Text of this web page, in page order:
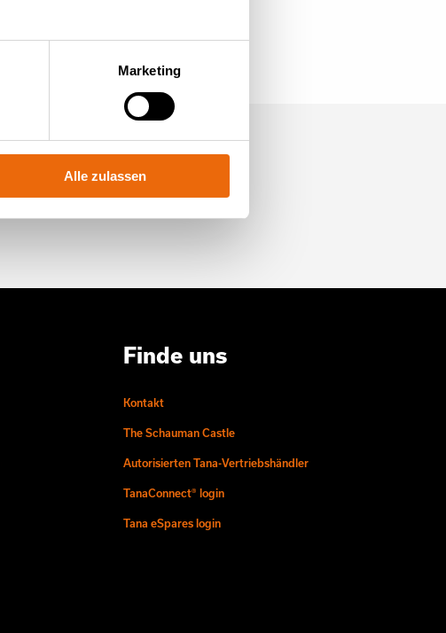
Marketing
Alle zulassen
Finde uns
Kontakt
The Schauman Castle
Autorisierten Tana-Vertriebshändler
TanaConnect® login
Tana eSpares login